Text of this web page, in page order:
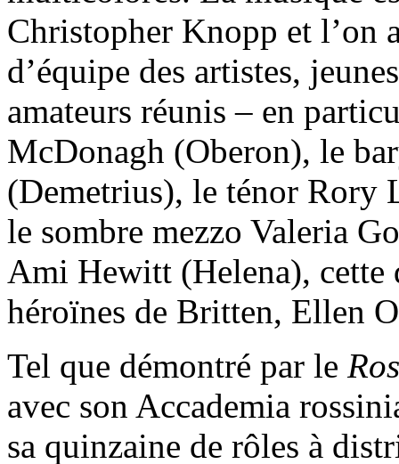
Christopher Knopp et l’on
d’équipe des artistes,
amateurs réunis – en
McDonagh (Oberon), le
(Demetrius), le ténor Rory
le sombre mezzo Valeria
Ami Hewitt (Helena), cette
héroïnes de Britten, Ellen
Tel que démontré par le
avec son Accademia
sa quinzaine de rôles à